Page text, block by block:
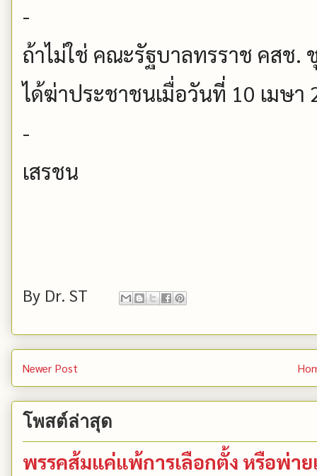
-
ถ้าไม่ใช่ คณะรัฐบาลทรราช คสช.
ได้ฆ่าประชาชนเมื่อวันที่ 10 เมษา
-
เสรชน
By Dr. ST
Newer Post
โพสต์ล่าสุด
พรรคส้มแค่แพ้การเลือกตั้ง หรือพ่า